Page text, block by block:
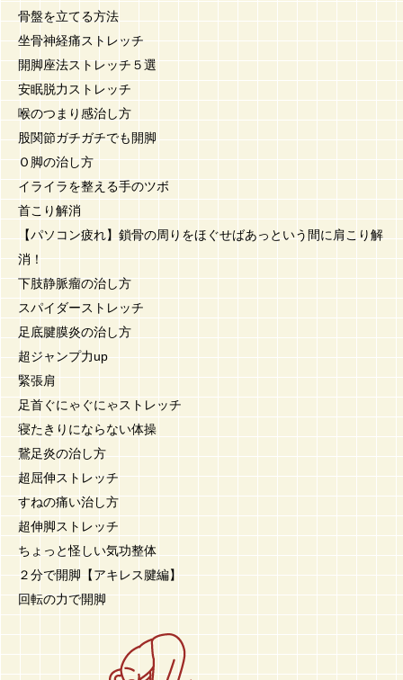
骨盤を立てる方法
坐骨神経痛ストレッチ
開脚座法ストレッチ５選
安眠脱力ストレッチ
喉のつまり感治し方
股関節ガチガチでも開脚
Ｏ脚の治し方
イライラを整える手のツボ
首こり解消
【パソコン疲れ】鎖骨の周りをほぐせばあっという間に肩こり解
消！
下肢静脈瘤の治し方
スパイダーストレッチ
足底腱膜炎の治し方
超ジャンプ力up
緊張肩
足首ぐにゃぐにゃストレッチ
寝たきりにならない体操
鵞足炎の治し方
超屈伸ストレッチ
すねの痛い治し方
超伸脚ストレッチ
ちょっと怪しい気功整体
２分で開脚【アキレス腱編】
回転の力で開脚